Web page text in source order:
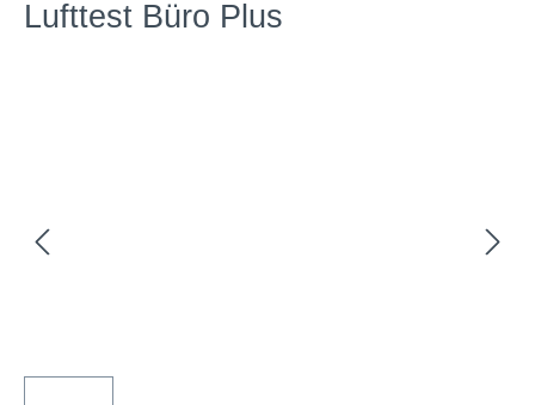
Lufttest Büro Plus